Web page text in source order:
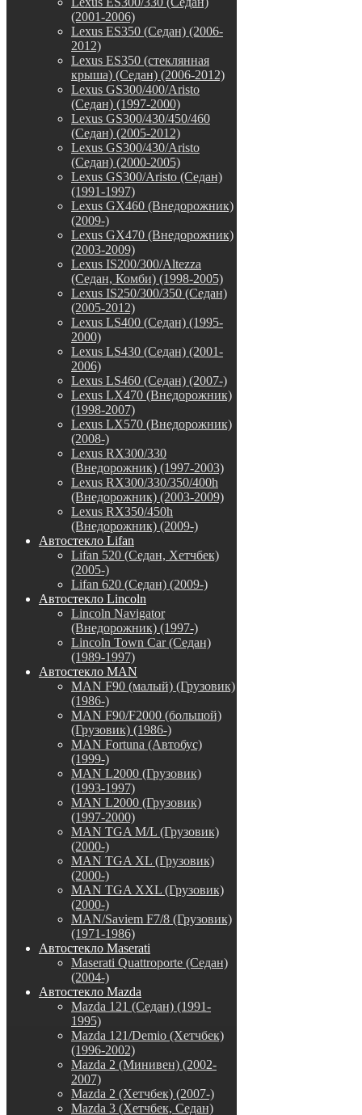
(2001-2006)
Lexus ES350 (Седан) (2006-
2012)
Lexus ES350 (стеклянная
крыша) (Седан) (2006-2012)
Lexus GS300/400/Aristo
(Седан) (1997-2000)
Lexus GS300/430/450/460
(Седан) (2005-2012)
Lexus GS300/430/Aristo
(Седан) (2000-2005)
Lexus GS300/Aristo (Седан)
(1991-1997)
Lexus GX460 (Внедорожник)
(2009-)
Lexus GX470 (Внедорожник)
(2003-2009)
Lexus IS200/300/Altezza
(Седан, Комби) (1998-2005)
Lexus IS250/300/350 (Седан)
(2005-2012)
Lexus LS400 (Седан) (1995-
2000)
Lexus LS430 (Седан) (2001-
2006)
Lexus LS460 (Седан) (2007-)
Lexus LX470 (Внедорожник)
(1998-2007)
Lexus LX570 (Внедорожник)
(2008-)
Lexus RX300/330
(Внедорожник) (1997-2003)
Lexus RX300/330/350/400h
(Внедорожник) (2003-2009)
Lexus RX350/450h
(Внедорожник) (2009-)
Автостекло Lifan
Lifan 520 (Седан, Хетчбек)
(2005-)
Lifan 620 (Седан) (2009-)
Автостекло Lincoln
Lincoln Navigator
(Внедорожник) (1997-)
Lincoln Town Car (Седан)
(1989-1997)
Автостекло MAN
MAN F90 (малый) (Грузовик)
(1986-)
MAN F90/F2000 (большой)
(Грузовик) (1986-)
MAN Fortuna (Автобус)
(1999-)
MAN L2000 (Грузовик)
(1993-1997)
MAN L2000 (Грузовик)
(1997-2000)
MAN TGA M/L (Грузовик)
(2000-)
MAN TGA XL (Грузовик)
(2000-)
MAN TGA XXL (Грузовик)
(2000-)
MAN/Saviem F7/8 (Грузовик)
(1971-1986)
Автостекло Maserati
Maserati Quattroporte (Седан)
(2004-)
Автостекло Mazda
Mazda 121 (Седан) (1991-
1995)
Mazda 121/Demio (Хетчбек)
(1996-2002)
Mazda 2 (Минивен) (2002-
2007)
Mazda 2 (Хетчбек) (2007-)
Mazda 3 (Хетчбек, Седан)